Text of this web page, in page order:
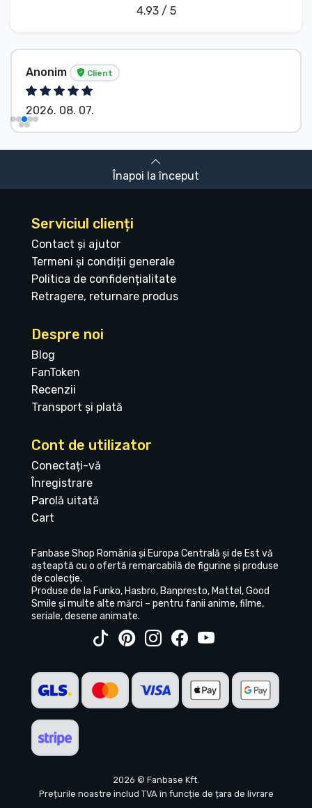
4.93 / 5
Anonim Client
2026. 08. 07.
Înapoi la început
Serviciul clienți
Contact și ajutor
Termeni și condiții generale
Politica de confidențialitate
Retragere, returnare produs
Despre noi
Blog
FanToken
Recenzii
Transport și plată
Cont de utilizator
Conectați-vă
Înregistrare
Parolă uitată
Cart
Fanbase Shop România și Europa Centrală și de Est vă
așteaptă cu o ofertă remarcabilă de figurine și produse
de colecție.
Produse de la Funko, Hasbro, Banpresto, Mattel, Good
Smile și multe alte mărci – pentru fanii anime, filme,
seriale, desene animate.
2026 © Fanbase Kft.
Prețurile noastre includ TVA în funcție de țara de livrare